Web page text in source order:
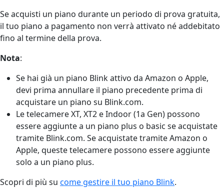
Se acquisti un piano durante un periodo di prova gratuita,
il tuo piano a pagamento non verrà attivato né addebitato
fino al termine della prova.
Nota:
Se hai già un piano Blink attivo da Amazon o Apple,
devi prima annullare il piano precedente prima di
acquistare un piano su Blink.com.
Le telecamere XT, XT2 e Indoor (1a Gen) possono
essere aggiunte a un piano plus o basic se acquistate
tramite Blink.com. Se acquistate tramite Amazon o
Apple, queste telecamere possono essere aggiunte
solo a un piano plus.
Scopri di più su come gestire il tuo piano Blink.